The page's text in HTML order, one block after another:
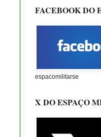
FACEBOOK DO
espacomilitarse
X DO ESPAÇO